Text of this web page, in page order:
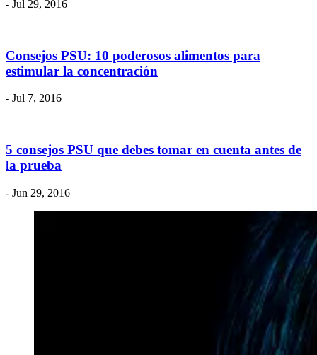
- Jul 29, 2016
Consejos PSU: 10 poderosos alimentos para
estimular la concentración
- Jul 7, 2016
5 consejos PSU que debes tomar en cuenta antes de
la prueba
- Jun 29, 2016